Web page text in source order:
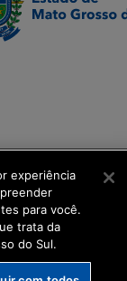
experiência
para você.
trata da
do Sul.